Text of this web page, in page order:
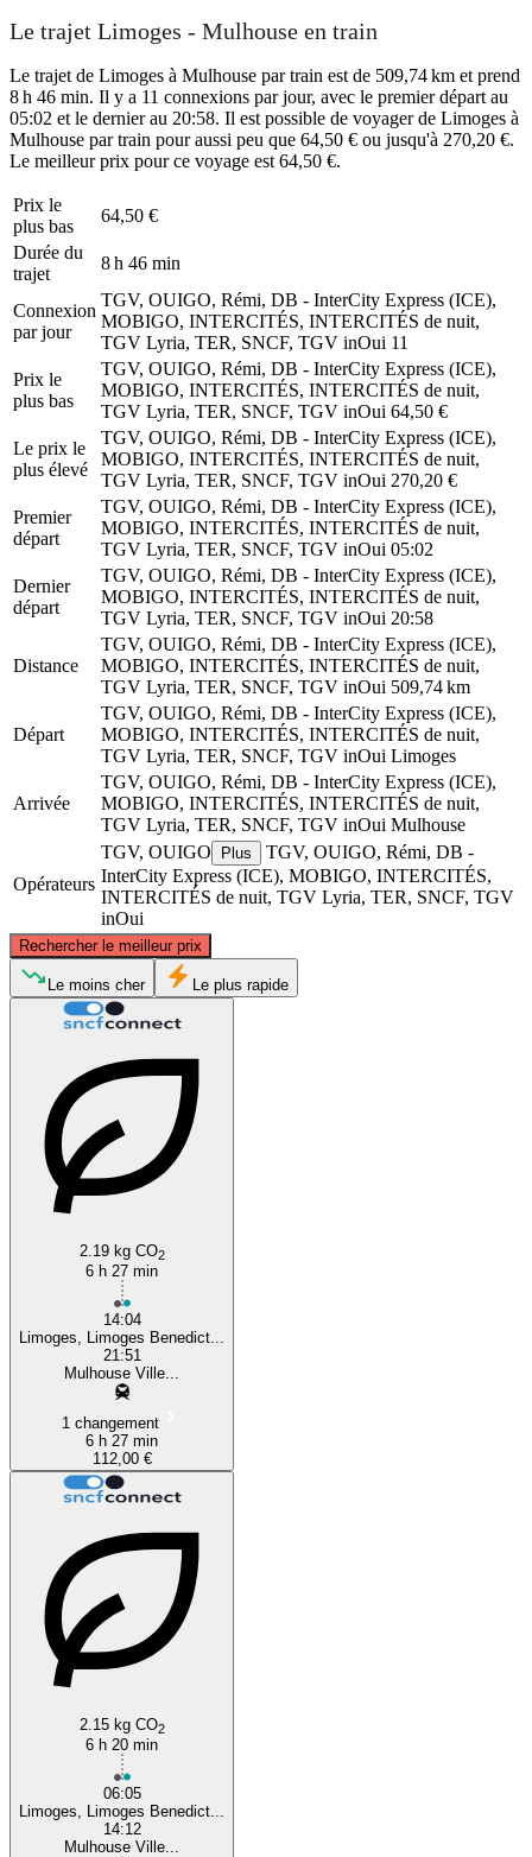
Le trajet Limoges - Mulhouse en train
Le trajet de Limoges à Mulhouse par train est de 509,74 km et prend
8 h 46 min. Il y a 11 connexions par jour, avec le premier départ au
05:02 et le dernier au 20:58. Il est possible de voyager de Limoges à
Mulhouse par train pour aussi peu que 64,50 € ou jusqu'à 270,20 €.
Le meilleur prix pour ce voyage est 64,50 €.
Prix ​​le
plus bas
64,50 €
Durée du
trajet
8 h 46 min
Connexion
par jour
TGV, OUIGO, Rémi, DB - InterCity Express (ICE),
MOBIGO, INTERCITÉS, INTERCITÉS de nuit,
TGV Lyria, TER, SNCF, TGV inOui 11
Prix ​​le
plus bas
TGV, OUIGO, Rémi, DB - InterCity Express (ICE),
MOBIGO, INTERCITÉS, INTERCITÉS de nuit,
TGV Lyria, TER, SNCF, TGV inOui 64,50 €
Le prix le
plus élevé
TGV, OUIGO, Rémi, DB - InterCity Express (ICE),
MOBIGO, INTERCITÉS, INTERCITÉS de nuit,
TGV Lyria, TER, SNCF, TGV inOui 270,20 €
Premier
départ
TGV, OUIGO, Rémi, DB - InterCity Express (ICE),
MOBIGO, INTERCITÉS, INTERCITÉS de nuit,
TGV Lyria, TER, SNCF, TGV inOui 05:02
Dernier
départ
TGV, OUIGO, Rémi, DB - InterCity Express (ICE),
MOBIGO, INTERCITÉS, INTERCITÉS de nuit,
TGV Lyria, TER, SNCF, TGV inOui 20:58
Distance
TGV, OUIGO, Rémi, DB - InterCity Express (ICE),
MOBIGO, INTERCITÉS, INTERCITÉS de nuit,
TGV Lyria, TER, SNCF, TGV inOui 509,74 km
Départ
TGV, OUIGO, Rémi, DB - InterCity Express (ICE),
MOBIGO, INTERCITÉS, INTERCITÉS de nuit,
TGV Lyria, TER, SNCF, TGV inOui Limoges
Arrivée
TGV, OUIGO, Rémi, DB - InterCity Express (ICE),
MOBIGO, INTERCITÉS, INTERCITÉS de nuit,
TGV Lyria, TER, SNCF, TGV inOui Mulhouse
Opérateurs
TGV, OUIGO Plus
TGV, OUIGO, Rémi, DB -
InterCity Express (ICE), MOBIGO, INTERCITÉS,
INTERCITÉS de nuit, TGV Lyria, TER, SNCF, TGV
inOui
Rechercher le meilleur prix
Limoges
Le moins cher Le plus rapide
2.19 kg CO2
6 h 27 min
14:04
Limoges, Limoges Benedict...
21:51
Mulhouse Ville...
1 changement
6 h 27 min
112,00 €
2.15 kg CO2
6 h 20 min
06:05
Limoges, Limoges Benedict...
14:12
Mulhouse Ville...